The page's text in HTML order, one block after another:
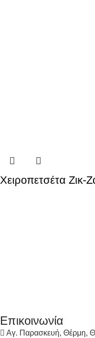
Χειροπετσέτα Ζικ-
Επικοινωνία
Αγ. Παρασκευή, Θέρμη,